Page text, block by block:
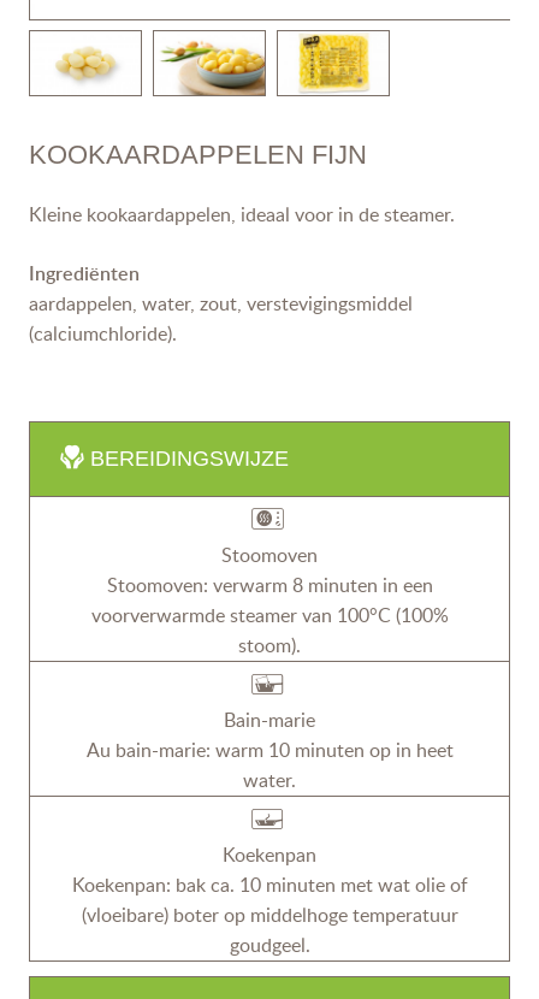
KOOKAARDAPPELEN FIJN
Kleine kookaardappelen, ideaal voor in de steamer.
Ingrediënten
aardappelen, water, zout, verstevigingsmiddel
(calciumchloride).
BEREIDINGSWIJZE
Stoomoven
Stoomoven: verwarm 8 minuten in een
voorverwarmde steamer van 100°C (100%
stoom).
Bain-marie
Au bain-marie: warm 10 minuten op in heet
water.
Koekenpan
Koekenpan: bak ca. 10 minuten met wat olie of
(vloeibare) boter op middelhoge temperatuur
goudgeel.